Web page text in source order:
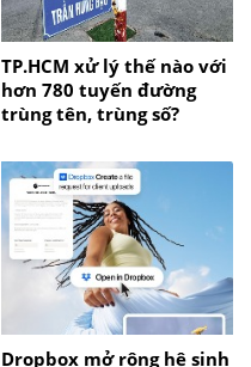
TP.HCM xử lý thế nào với
hơn 780 tuyến đường
trùng tên, trùng số?
Dropbox mở rộng hệ sinh